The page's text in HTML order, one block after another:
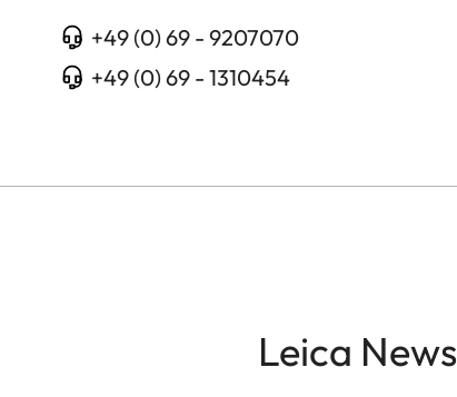
+49 (0) 69 - 9207070
+49 (0) 69 - 1310454
Leica News